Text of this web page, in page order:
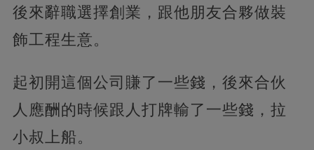
後來辭職選擇創業，跟他朋友合夥做裝
飾工程生意。
起初開這個公司賺了一些錢，後來合伙
人應酬的時候跟人打牌輸了一些錢，拉
小叔上船。